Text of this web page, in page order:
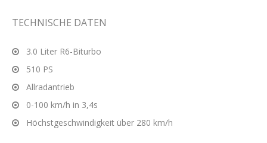
TECHNISCHE DATEN
3.0 Liter R6-Biturbo
510 PS
Allradantrieb
0-100 km/h in 3,4s
Höchstgeschwindigkeit über 280 km/h